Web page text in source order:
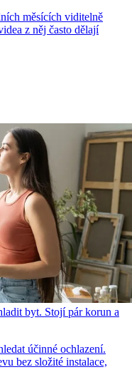
měsících viditelně
z něj často dělají
byt. Stojí pár korun a
účinné ochlazení.
bez složité instalace,